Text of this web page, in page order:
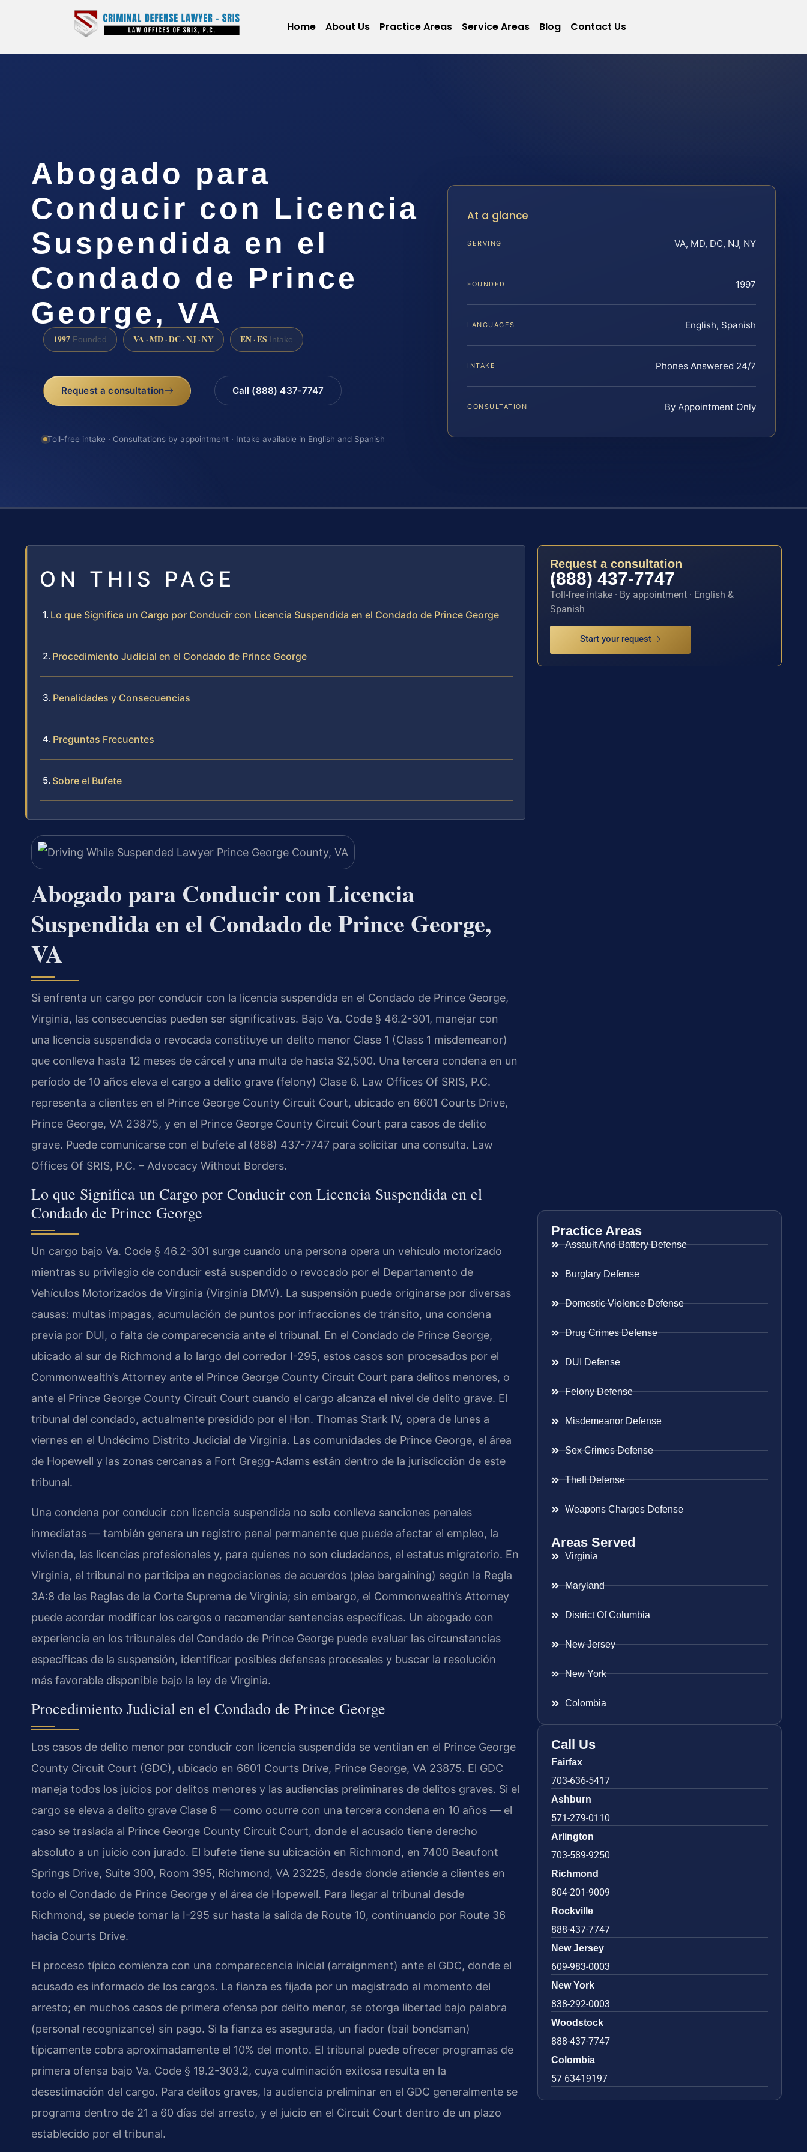
Home About Us Practice Areas Service Areas Blog Contact Us
Abogado para
Conducir con Licencia
Suspendida en el
Condado de Prince
George, VA
1997 Founded VA · MD · DC · NJ · NY EN · ES Intake
Request a consultation Call (888) 437-7747
Toll-free intake · Consultations by appointment · Intake available in English and Spanish
At a glance
SERVING VA, MD, DC, NJ, NY
FOUNDED 1997
LANGUAGES English, Spanish
INTAKE Phones Answered 24/7
CONSULTATION By Appointment Only
ON THIS PAGE
Lo que Significa un Cargo por Conducir con Licencia Suspendida en el Condado de Prince George
Procedimiento Judicial en el Condado de Prince George
Penalidades y Consecuencias
Preguntas Frecuentes
Sobre el Bufete
Abogado para Conducir con Licencia
Suspendida en el Condado de Prince George,
VA
Si enfrenta un cargo por conducir con la licencia suspendida en el Condado de Prince George,
Virginia, las consecuencias pueden ser significativas. Bajo Va. Code § 46.2-301, manejar con
una licencia suspendida o revocada constituye un delito menor Clase 1 (Class 1 misdemeanor)
que conlleva hasta 12 meses de cárcel y una multa de hasta $2,500. Una tercera condena en un
período de 10 años eleva el cargo a delito grave (felony) Clase 6. Law Offices Of SRIS, P.C.
representa a clientes en el Prince George County Circuit Court, ubicado en 6601 Courts Drive,
Prince George, VA 23875, y en el Prince George County Circuit Court para casos de delito
grave. Puede comunicarse con el bufete al (888) 437-7747 para solicitar una consulta. Law
Offices Of SRIS, P.C. – Advocacy Without Borders.
Lo que Significa un Cargo por Conducir con Licencia Suspendida en el
Condado de Prince George
Un cargo bajo Va. Code § 46.2-301 surge cuando una persona opera un vehículo motorizado
mientras su privilegio de conducir está suspendido o revocado por el Departamento de
Vehículos Motorizados de Virginia (Virginia DMV). La suspensión puede originarse por diversas
causas: multas impagas, acumulación de puntos por infracciones de tránsito, una condena
previa por DUI, o falta de comparecencia ante el tribunal. En el Condado de Prince George,
ubicado al sur de Richmond a lo largo del corredor I-295, estos casos son procesados por el
Commonwealth’s Attorney ante el Prince George County Circuit Court para delitos menores, o
ante el Prince George County Circuit Court cuando el cargo alcanza el nivel de delito grave. El
tribunal del condado, actualmente presidido por el Hon. Thomas Stark IV, opera de lunes a
viernes en el Undécimo Distrito Judicial de Virginia. Las comunidades de Prince George, el área
de Hopewell y las zonas cercanas a Fort Gregg-Adams están dentro de la jurisdicción de este
tribunal.
Una condena por conducir con licencia suspendida no solo conlleva sanciones penales
inmediatas — también genera un registro penal permanente que puede afectar el empleo, la
vivienda, las licencias profesionales y, para quienes no son ciudadanos, el estatus migratorio. En
Virginia, el tribunal no participa en negociaciones de acuerdos (plea bargaining) según la Regla
3A:8 de las Reglas de la Corte Suprema de Virginia; sin embargo, el Commonwealth’s Attorney
puede acordar modificar los cargos o recomendar sentencias específicas. Un abogado con
experiencia en los tribunales del Condado de Prince George puede evaluar las circunstancias
específicas de la suspensión, identificar posibles defensas procesales y buscar la resolución
más favorable disponible bajo la ley de Virginia.
Procedimiento Judicial en el Condado de Prince George
Los casos de delito menor por conducir con licencia suspendida se ventilan en el Prince George
County Circuit Court (GDC), ubicado en 6601 Courts Drive, Prince George, VA 23875. El GDC
maneja todos los juicios por delitos menores y las audiencias preliminares de delitos graves. Si el
cargo se eleva a delito grave Clase 6 — como ocurre con una tercera condena en 10 años — el
caso se traslada al Prince George County Circuit Court, donde el acusado tiene derecho
absoluto a un juicio con jurado. El bufete tiene su ubicación en Richmond, en 7400 Beaufont
Springs Drive, Suite 300, Room 395, Richmond, VA 23225, desde donde atiende a clientes en
todo el Condado de Prince George y el área de Hopewell. Para llegar al tribunal desde
Richmond, se puede tomar la I-295 sur hasta la salida de Route 10, continuando por Route 36
hacia Courts Drive.
El proceso típico comienza con una comparecencia inicial (arraignment) ante el GDC, donde el
acusado es informado de los cargos. La fianza es fijada por un magistrado al momento del
arresto; en muchos casos de primera ofensa por delito menor, se otorga libertad bajo palabra
(personal recognizance) sin pago. Si la fianza es asegurada, un fiador (bail bondsman)
típicamente cobra aproximadamente el 10% del monto. El tribunal puede ofrecer programas de
primera ofensa bajo Va. Code § 19.2-303.2, cuya culminación exitosa resulta en la
desestimación del cargo. Para delitos graves, la audiencia preliminar en el GDC generalmente se
programa dentro de 21 a 60 días del arresto, y el juicio en el Circuit Court dentro de un plazo
establecido por el tribunal.
Request a consultation
(888) 437-7747
Toll-free intake · By appointment · English &
Spanish
Start your request
Practice Areas
Assault And Battery Defense
Burglary Defense
Domestic Violence Defense
Drug Crimes Defense
DUI Defense
Felony Defense
Misdemeanor Defense
Sex Crimes Defense
Theft Defense
Weapons Charges Defense
Areas Served
Virginia
Maryland
District Of Columbia
New Jersey
New York
Colombia
Call Us
Fairfax
703-636-5417
Ashburn
571-279-0110
Arlington
703-589-9250
Richmond
804-201-9009
Rockville
888-437-7747
New Jersey
609-983-0003
New York
838-292-0003
Woodstock
888-437-7747
Colombia
57 63419197